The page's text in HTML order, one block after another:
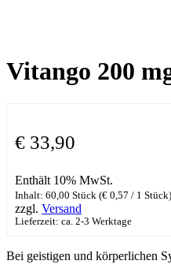
Vitango 200
€ 33,90
Enthält 10% MwSt.
Inhalt: 60,00 Stück (€ 0,57 / 1 Stück)
zzgl. Versand
Lieferzeit: ca. 2-3 Werktage
Bei geistigen und körperlichen